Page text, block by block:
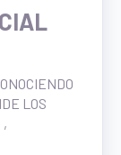
LOS
,